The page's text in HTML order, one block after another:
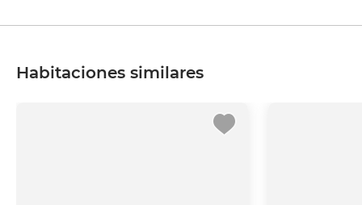
Habitaciones similares